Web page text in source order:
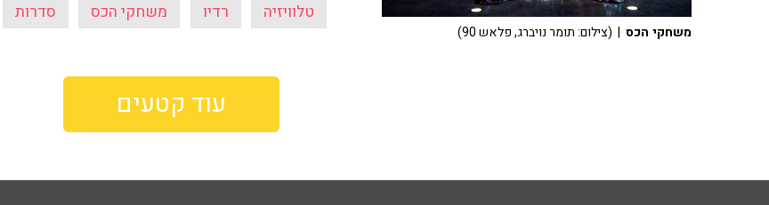
טלוויזיה רדיו משחקי הכס סדרות
משחקי הכס | (צילום: תומר נויברג, פלאש 90)
עוד קטעים